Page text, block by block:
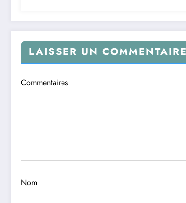
LAISSER UN COMMENTAIRE
Commentaires
Nom